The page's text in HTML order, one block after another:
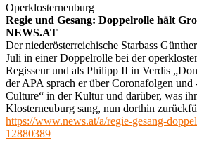
Operklosterneuburg
Regie und Gesang: Doppelrolle hält
NEWS.AT
Der niederösterreichische Starbass
Juli in einer Doppelrolle bei der
Regisseur und als Philipp II in Verdis
der APA sprach er über Coronafolgen und
Culture“ in der Kultur und darüber, was
Klosterneuburg sang, nun dorthin
https://www.news.at/a/regie-gesang-
12880389